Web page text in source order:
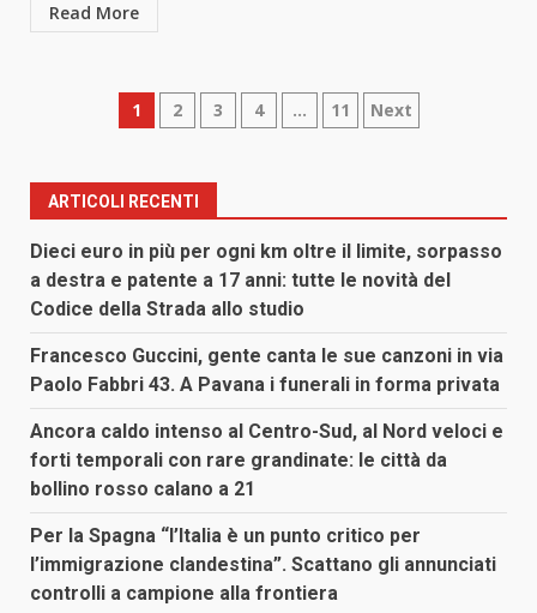
Read More
Paginazione
articoli
1 2 3 4 … 11 Next
ARTICOLI RECENTI
Dieci euro in più per ogni km oltre il limite, sorpasso
a destra e patente a 17 anni: tutte le novità del
Codice della Strada allo studio
Francesco Guccini, gente canta le sue canzoni in via
Paolo Fabbri 43. A Pavana i funerali in forma privata
Ancora caldo intenso al Centro-Sud, al Nord veloci e
forti temporali con rare grandinate: le città da
bollino rosso calano a 21
Per la Spagna “l’Italia è un punto critico per
l’immigrazione clandestina”. Scattano gli annunciati
controlli a campione alla frontiera